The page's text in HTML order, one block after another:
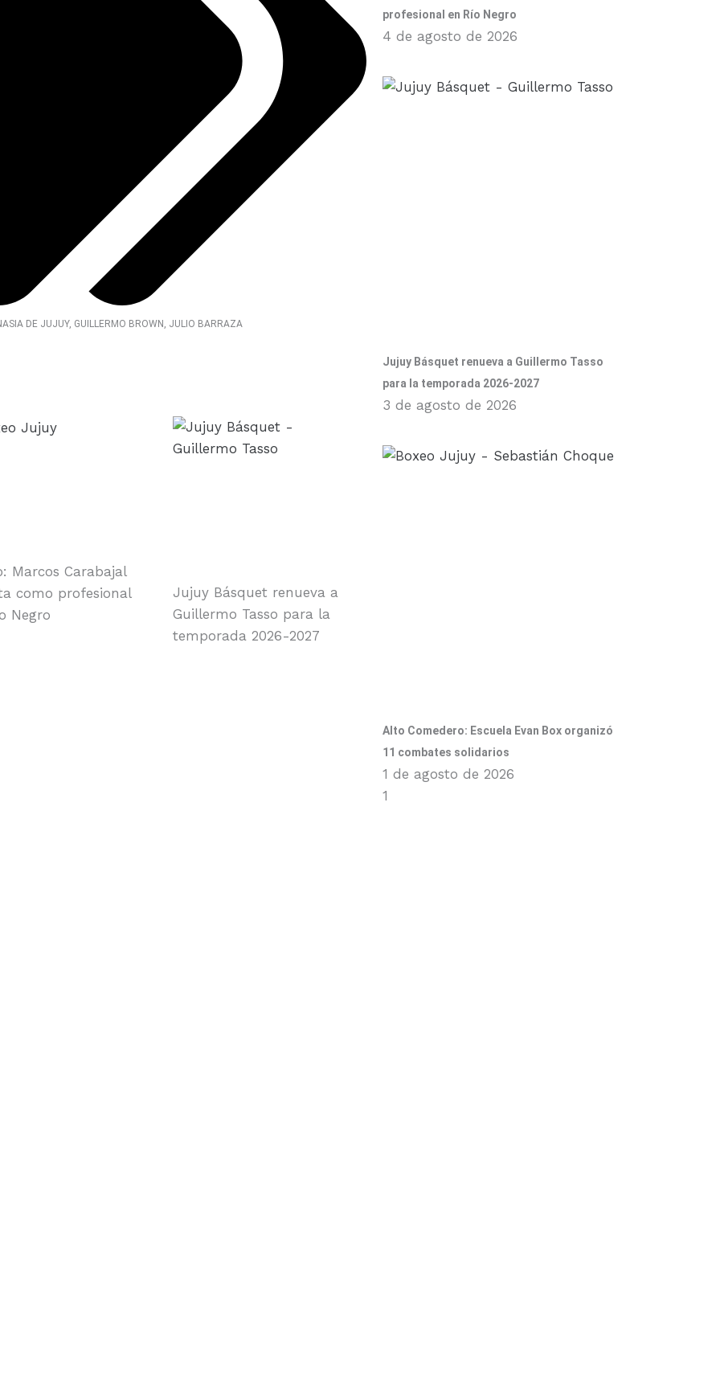
DE JUJUY, GUILLERMO BROWN , JULIO BARRAZA
Marcos Carabajal
como profesional
Negro
Jujuy Básquet renueva a
Guillermo Tasso para la
temporada 2026-2027
profesional en Río Negro
4 de agosto de 2026
Jujuy Básquet renueva a Guillermo Tasso
para la temporada 2026-2027
3 de agosto de 2026
Alto Comedero: Escuela Evan Box organizó
11 combates solidarios
1 de agosto de 2026